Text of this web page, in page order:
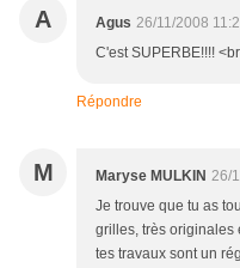
A Agus 26/11/2008
C'est SUPERBE!!!!
Répondre
M Maryse MULKIN 26/
Je trouve que tu as
grilles, très originales
tes travaux sont un